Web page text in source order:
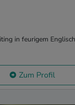
in feurigem
Zum Profil